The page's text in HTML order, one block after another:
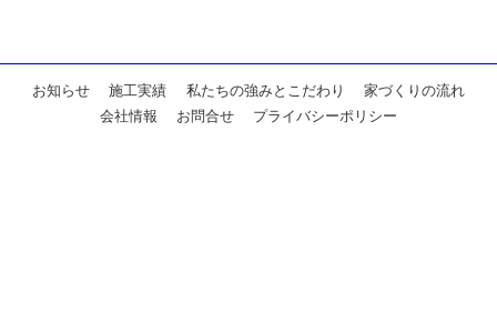
お知らせ 施工実績 私たちの強みとこだわり
家づくりの流れ
会社情報
お問合せ プライバシーポリシー